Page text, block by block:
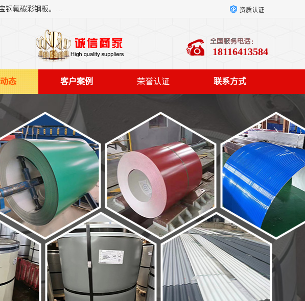
上海轩本实业有限公司主营产品：宝钢彩钢板、宝钢彩钢卷、宝钢彩涂板、宝钢彩涂卷、宝钢高耐候彩钢板，宝钢氟碳彩钢板。是一家集钢铁贸易，物流、加工为一体的产业全配套公司。 资质认证
18116413584
态 客户案例 荣誉认证 联系方式